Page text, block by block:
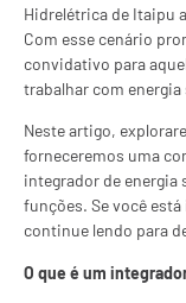
Hidrelétrica de Itaipu
Com esse cenário
convidativo para
trabalhar com energia
Neste artigo,
forneceremos uma
integrador de energia
funções. Se você
continue lendo para
O que é um